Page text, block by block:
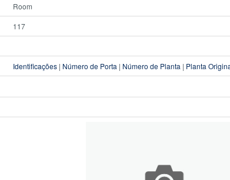
Room
117
Identificações | Número de Porta | Número de Planta | Planta